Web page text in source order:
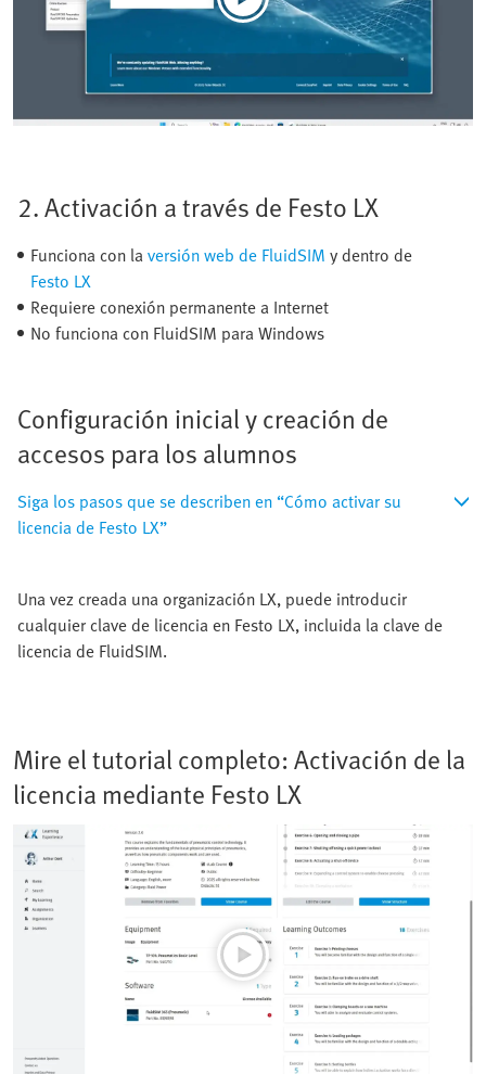
2. Activación a través de Festo LX
Funciona con laversión web de FluidSIM y dentro de
Festo LX
Requiere conexión permanente a Internet
No funciona con FluidSIM para Windows
Configuración inicial y creación de
accesos para los alumnos
Siga los pasos que se describen en “Cómo activar su
licencia de Festo LX”
Una vez creada una organización LX, puede introducir
cualquier clave de licencia en Festo LX, incluida la clave de
licencia de FluidSIM.
Mire el tutorial completo: Activación de la
licencia mediante Festo LX